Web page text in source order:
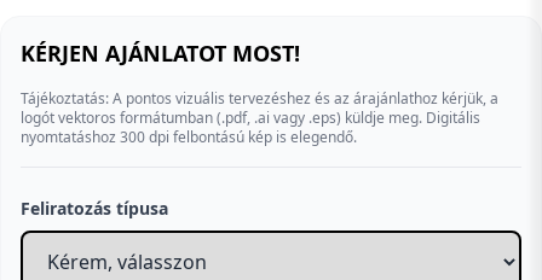
KÉRJEN AJÁNLATOT MOST!
Tájékoztatás: A pontos vizuális tervezéshez és az árajánlathoz kérjük, a
logót vektoros formátumban (.pdf, .ai vagy .eps) küldje meg. Digitális
nyomtatáshoz 300 dpi felbontású kép is elegendő.
Feliratozás típusa